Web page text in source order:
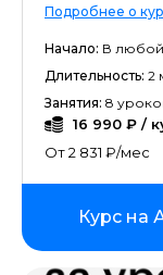
Подробнее о
Начало: В
Длительность: 2
Занятия: 8
16 990 ₽ /
От 2 831 ₽/мес
Курс на